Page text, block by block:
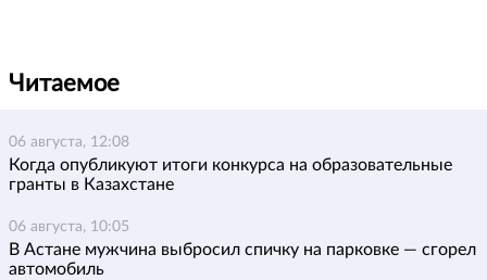
Читаемое
06 августа, 12:08
Когда опубликуют итоги конкурса на образовательные
гранты в Казахстане
06 августа, 10:05
В Астане мужчина выбросил спичку на парковке — сгорел
автомобиль